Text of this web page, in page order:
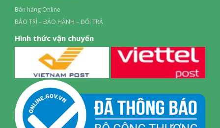
Bán hàng Online
BẢO TRÌ – BẢO HÀNH – ĐỔI TRẢ
Hình thức vận chuyển